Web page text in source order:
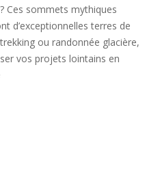
Ces sommets mythiques
d’exceptionnelles terres de
ou randonnée glacière,
vos projets lointains en